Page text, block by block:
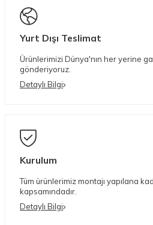
Yurt Dışı Teslimat
Ürünlerimizi Dünya'nın her yerine
gönderiyoruz.
Detaylı Bilgi
Kurulum
Tüm ürünlerimiz montajı yapılana
kapsamındadır.
Detaylı Bilgi